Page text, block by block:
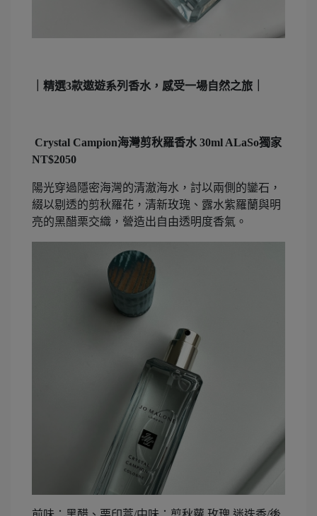
｜精選3款遨遊系列香水，感受一場自然之旅｜
Crystal Campion海灣剪秋羅香水 30ml ALaSo獨家
NT$2050
陽光穿過隱密海灣的清澈海水，討以兩側的鑾石，
綴以剔透的剪秋羅花，清新玫瑰、露水紫羅蘭與明
亮的黑醋栗交織，營造出自由透明度香氣。